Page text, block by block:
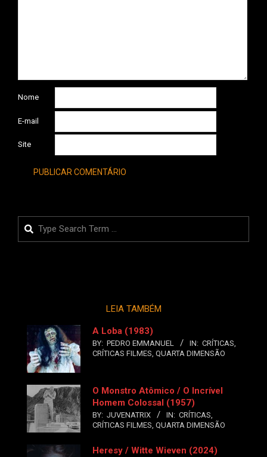
Nome
E-mail
Site
Search
LEIA TAMBÉM
A Loba (1983)
BY: PEDRO EMMANUEL IN: CRÍTICAS
CRÍTICAS FILMES QUARTA DIMENSÃO
O Monstro Atômico / O Incrível
Homem Colossal (1957)
BY: JUVENATRIX IN: CRÍTICAS
CRÍTICAS FILMES QUARTA DIMENSÃO
Heresy / Witte Wieven (2024)